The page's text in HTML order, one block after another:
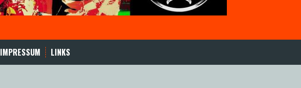
IMPRESSUM LINKS